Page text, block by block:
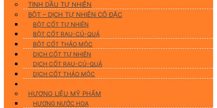
TINH DẦU TỰ NHIÊN
BỘT – DỊCH TỰ NHIÊN CÔ ĐẶC
BỘT CỐT TỰ NHIÊN
BỘT CỐT RAU-CỦ-QUẢ
BỘT CỐT THẢO MỘC
DỊCH CỐT TỰ NHIÊN
DỊCH CỐT RAU-CỦ-QUẢ
DỊCH CỐT THẢO MỘC
HƯƠNG LIỆU MỸ PHẨM
HƯƠNG NƯỚC HOA